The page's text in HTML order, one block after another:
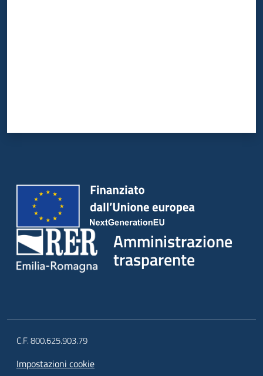
Amministrazione
trasparente
C.F. 800.625.903.79
Impostazioni cookie